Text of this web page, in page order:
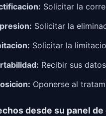
Solicitar la
Solicitar la
Solicitar la
Recibir sus
Oponerse al
desde su panel